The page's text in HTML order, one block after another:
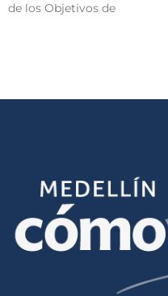
de los Objetivos de